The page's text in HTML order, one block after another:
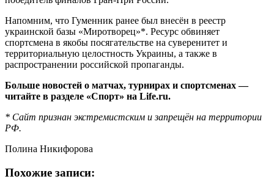
Напомним, что Гуменник ранее был внесён в реестр
украинской базы «Миротворец»*. Ресурс обвиняет
спортсмена в якобы посягательстве на суверенитет и
территориальную целостность Украины, а также в
распространении российской пропаганды.
Больше новостей о матчах, турнирах и спортсменах —
читайте в разделе «Спорт» на Life.ru.
* Сайт признан экстремистским и запрещён на территории
РФ.
Полина Никифорова
Похожие записи: